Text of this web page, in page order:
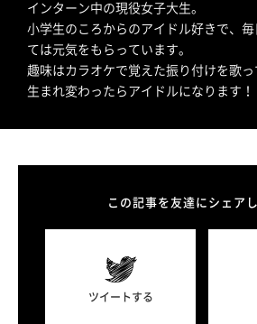
インターン中の現役女子大生。
小学生のころからのアイドル好きで、
ては元気をもらっています。
趣味はカラオケで覚えた振り付けを歌っ
生まれ変わったらアイドルになります！
この記事を友達にシェア
ツイートする